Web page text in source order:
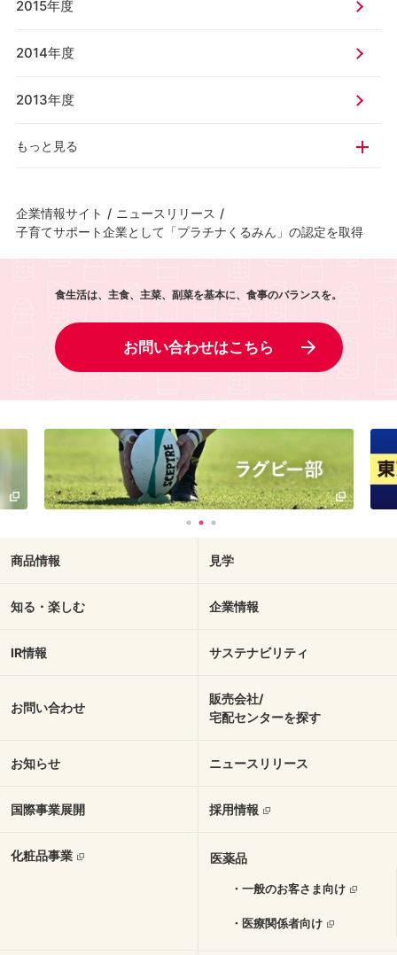
2015年度
2014年度
2013年度
もっと見る
企業情報サイト / ニュースリリース /
子育てサポート企業として「プラチナくるみん」の認定を取得
食生活は、主食、主菜、副菜を基本に、食事のバランスを。
お問い合わせはこちら
商品情報 見学
知る・楽しむ 企業情報
IR情報 サステナビリティ
お問い合わせ
販売会社/
宅配センターを探す
お知らせ ニュースリリース
国際事業展開 採用情報
化粧品事業 医薬品
・一般のお客さま向け
・医療関係者向け